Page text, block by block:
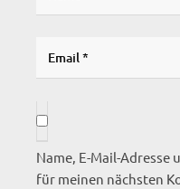
Name, E-Mail-Adresse
für meinen nächsten